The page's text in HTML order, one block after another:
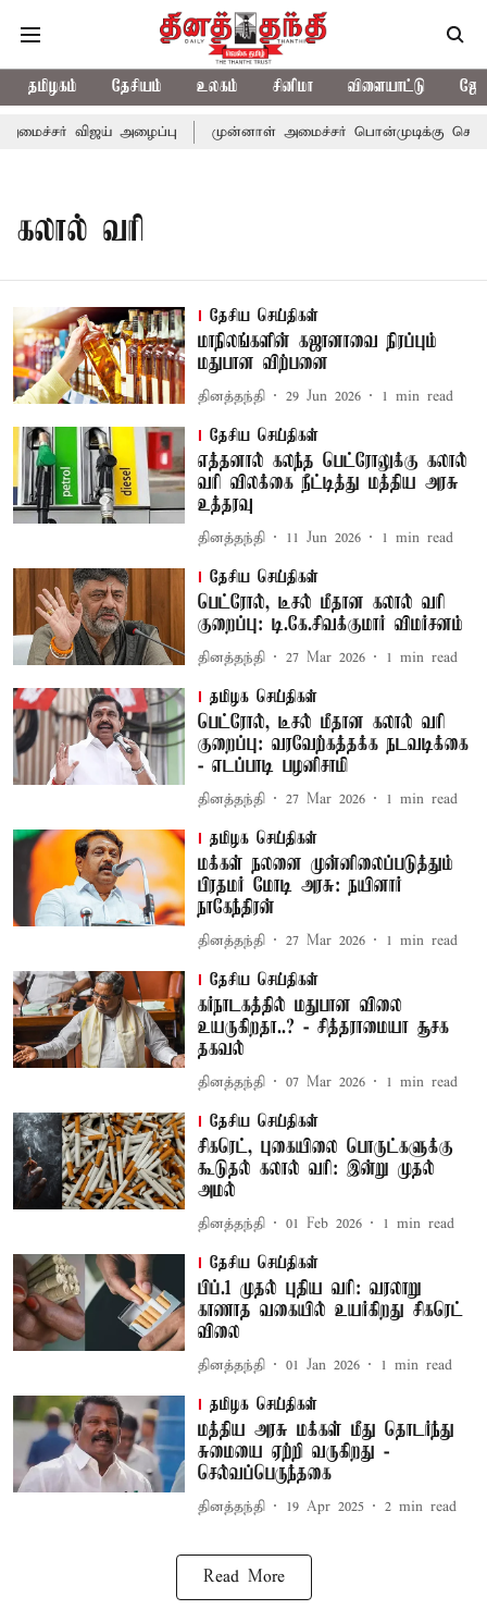
தமிழகம் தேசியம் உலகம் சினிமா விளையாட்டு
விஜய் அழைப்பு முன்னாள் அமைச்சர் பொன்முடிக்கு
கலால் வரி
தேசிய செய்திகள்
மாநிலங்களின் கஜானாவை நிரப்பும்
மதுபான விற்பனை
தினத்தந்தி 29 Jun 2026 1 min read
தேசிய செய்திகள்
எத்தனால் கலந்த பெட்ரோலுக்கு கலால்
வரி விலக்கை நீட்டித்து மத்திய அரசு
உத்தரவு
தினத்தந்தி 11 Jun 2026 1 min read
தேசிய செய்திகள்
பெட்ரோல், டீசல் மீதான கலால் வரி
குறைப்பு: டி.கே.சிவக்குமார் விமர்சனம்
தினத்தந்தி 27 Mar 2026 1 min read
தமிழக செய்திகள்
பெட்ரோல், டீசல் மீதான கலால் வரி
குறைப்பு: வரவேற்கத்தக்க நடவடிக்கை
- எடப்பாடி பழனிசாமி
தினத்தந்தி 27 Mar 2026 1 min read
தமிழக செய்திகள்
மக்கள் நலனை முன்னிலைப்படுத்தும்
பிரதமர் மோடி அரசு: நயினார்
நாகேந்திரன்
தினத்தந்தி 27 Mar 2026 1 min read
தேசிய செய்திகள்
கர்நாடகத்தில் மதுபான விலை
உயருகிறதா..? - சித்தராமையா சூசக
தகவல்
தினத்தந்தி 07 Mar 2026 1 min read
தேசிய செய்திகள்
சிகரெட், புகையிலை பொருட்களுக்கு
கூடுதல் கலால் வரி: இன்று முதல்
அமல்
தினத்தந்தி 01 Feb 2026 1 min read
தேசிய செய்திகள்
பிப்.1 முதல் புதிய வரி: வரலாறு
காணாத வகையில் உயர்கிறது சிகரெட்
விலை
தினத்தந்தி 01 Jan 2026 1 min read
தமிழக செய்திகள்
மத்திய அரசு மக்கள் மீது தொடர்ந்து
சுமையை ஏற்றி வருகிறது -
செல்வப்பெருந்தகை
தினத்தந்தி 19 Apr 2025 2 min read
Read More